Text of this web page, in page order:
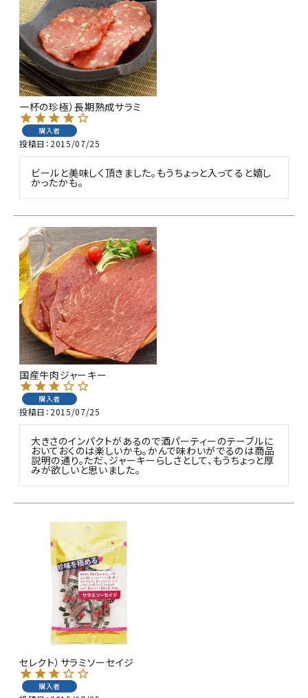
一杯の珍極）長期熟成サラミ
購入者
投稿日 2015/07/25
ビールと美味しく頂きました。もうちょっと入ってると嬉し
かったかも。
国産牛肉ジャーキー
購入者
投稿日 2015/07/25
大きさのインパクトがあるので酒パーティーのテーブルに
おいておくのは楽しいかも。かんで味わいがでるのは商品
説明の通り。ただ、ジャーキーらしさとして、もうちょっと厚
みが欲しいと思いました。
セレクト）サラミソーセイジ
購入者